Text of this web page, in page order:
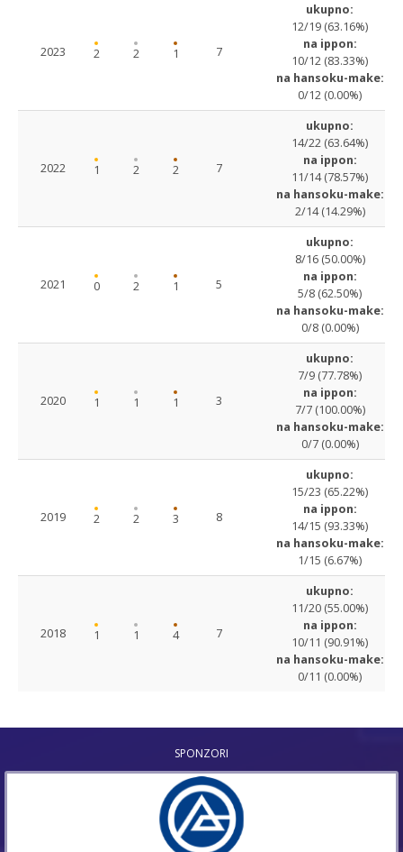
2023 2 2 1 7
ukupno:
12/19 (63.16%)
na ippon:
10/12 (83.33%)
na hansoku-make:
0/12 (0.00%)
2022 1 2 2 7
ukupno:
14/22 (63.64%)
na ippon:
11/14 (78.57%)
na hansoku-make:
2/14 (14.29%)
2021 0 2 1 5
ukupno:
8/16 (50.00%)
na ippon:
5/8 (62.50%)
na hansoku-make:
0/8 (0.00%)
2020 1 1 1 3
ukupno:
7/9 (77.78%)
na ippon:
7/7 (100.00%)
na hansoku-make:
0/7 (0.00%)
2019 2 2 3 8
ukupno:
15/23 (65.22%)
na ippon:
14/15 (93.33%)
na hansoku-make:
1/15 (6.67%)
2018 1 1 4 7
ukupno:
11/20 (55.00%)
na ippon:
10/11 (90.91%)
na hansoku-make:
0/11 (0.00%)
SPONZORI